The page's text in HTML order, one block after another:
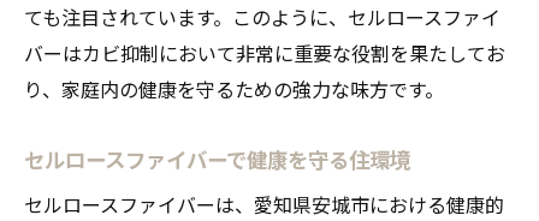
ても注目されています。このように、セルロースファイ
バーはカビ抑制において非常に重要な役割を果たしてお
り、家庭内の健康を守るための強力な味方です。
セルロースファイバーで健康を守る住環境
セルロースファイバーは、愛知県安城市における健康的